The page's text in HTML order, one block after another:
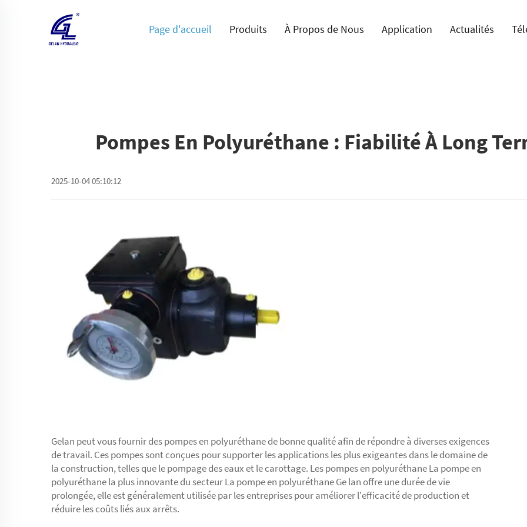
Page d'accueil Produits À Propos de Nous Application Actualités
Pompes En Polyuréthane : Fiabilité À Long
2025-10-04 05:10:12
Gelan peut vous fournir des pompes en polyuréthane de bonne qualité afin de répondre à diverses exigences
de travail. Ces pompes sont conçues pour supporter les applications les plus exigeantes dans le domaine de
la construction, telles que le pompage des eaux et le carottage. Les pompes en polyuréthane La pompe en
polyuréthane la plus innovante du secteur La pompe en polyuréthane Ge lan offre une durée de vie
prolongée, elle est généralement utilisée par les entreprises pour améliorer l'efficacité de production et
réduire les coûts liés aux arrêts.